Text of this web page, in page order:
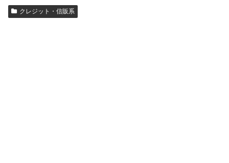
クレジット・信販系